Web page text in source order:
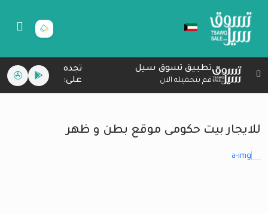
تطبيق تسوق سيل
قم بتحميله الان
تجده
على:
للايجار بيت حكومى موقع بطن و ظهر